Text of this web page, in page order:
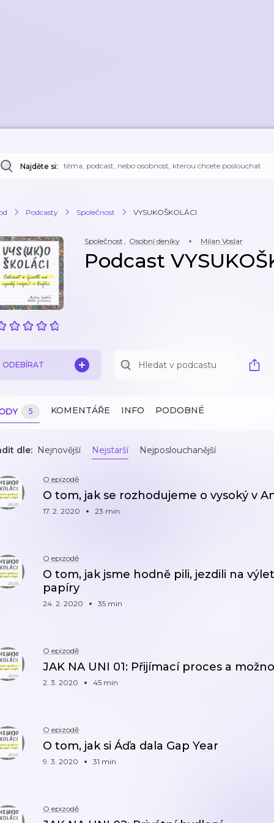
Najděte si:
Podcasty Společnost VYSUKOŠKOLÁCI
Společnost , Osobní deníky Milan Voslar
Podcast
ODEBÍRAT
5 KOMENTÁŘE INFO PODOBNÉ
dle: Nejnovější Nejstarší Nejposlouchanější
O epizodě
O tom, jak se rozhodujeme o vysoký v
17. 2. 2020 23 min
O epizodě
O tom, jak jsme hodně pili, jezdili na
papíry
24. 2. 2020 35 min
O epizodě
JAK NA UNI 01: Přijímací proces a
2. 3. 2020 45 min
O epizodě
O tom, jak si Áďa dala Gap Year
9. 3. 2020 31 min
O epizodě